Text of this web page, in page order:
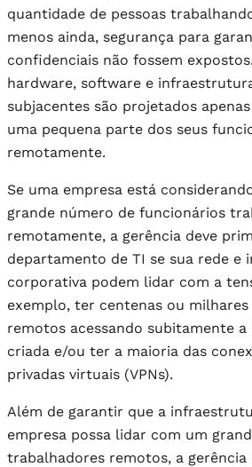
quantidade de pessoas
menos ainda, segurança para
confidenciais não fossem
hardware, software e
subjacentes são projetados
uma pequena parte dos seus
remotamente.
Se uma empresa está
grande número de funcionários
remotamente, a gerência deve
departamento de TI se sua rede e
corporativa podem lidar com a
exemplo, ter centenas ou
remotos acessando subitamente
criada e/ou ter a maioria das
privadas virtuais (VPNs).
Além de garantir que a
empresa possa lidar com um
trabalhadores remotos, a